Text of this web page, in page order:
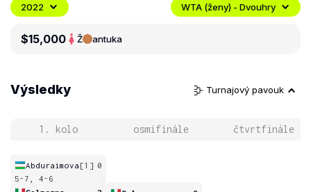
2022 WTA (ženy) - Dvouhry
$15,000 Ž antuka
Výsledky Turnajový pavouk
1. kolo osmifinále čtvrtfinále
Abduraimova [1] 0
5-7, 4-6